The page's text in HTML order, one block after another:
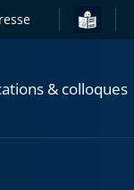
& colloques